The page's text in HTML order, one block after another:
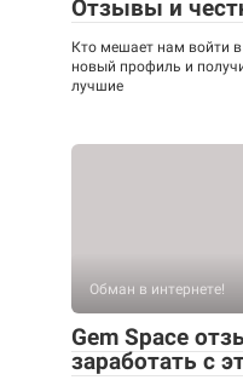
Отзывы и
Кто мешает нам войти в
новый профиль и
лучшие
Обман в интернете!
Gem Space
заработать с